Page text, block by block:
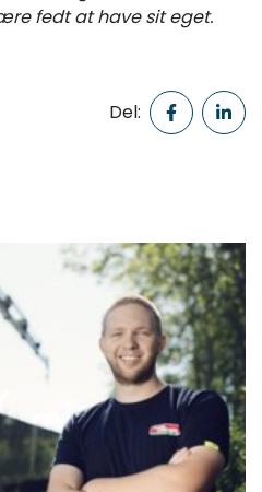
fedt at have sit eget.
Del: